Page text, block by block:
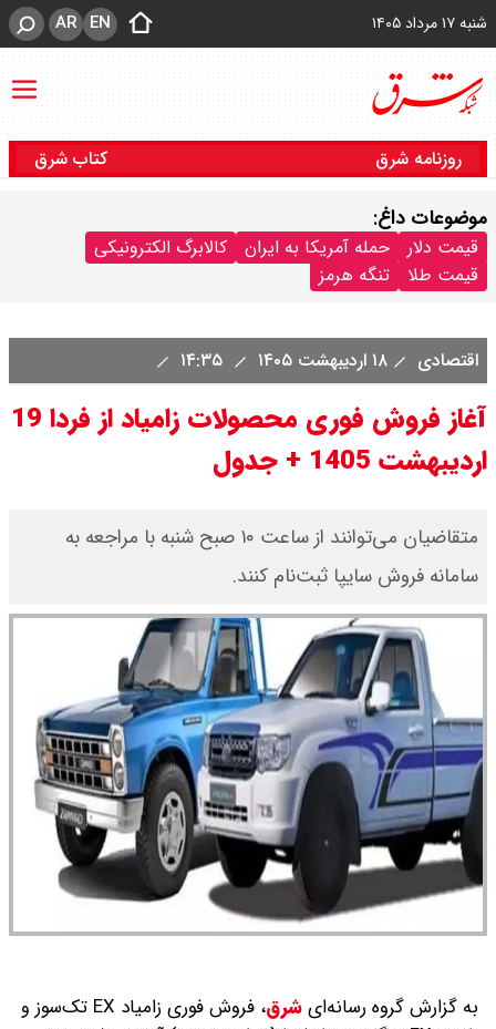
شنبه ۱۷ مرداد ۱۴۰۵ EN
AR
روزنامه شرق کتاب شرق
موضوعات داغ:
قیمت دلار حمله آمریکا به ایران
کالابرگ الکترونیکی
قیمت طلا
تنگه هرمز
اقتصادی ۱۸ اردیبهشت ۱۴۰۵
آغاز فروش فوری محصولات زامیاد از فردا 19
اردیبهشت 1405 + جدول
متقاضیان می‌توانند از ساعت ۱۰ صبح شنبه با مراجعه به
سامانه فروش سایپا ثبت‌نام کنند.
به گزارش گروه رسانه‌ایشرق،
فروش فوری زامیاد EX تک‌سوز و